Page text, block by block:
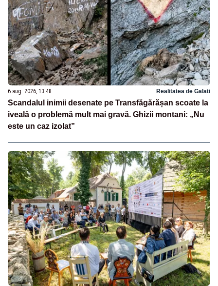
6 aug. 2026, 13:48 Realitatea de Galati
Scandalul inimii desenate pe Transfăgărășan scoate la
iveală o problemă mult mai gravă. Ghizii montani: „Nu
este un caz izolat”